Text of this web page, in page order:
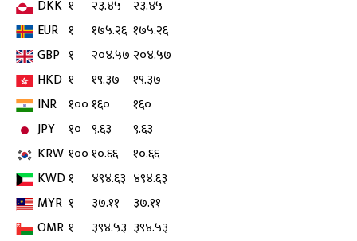
DKK १ २३.४५
२३.४५
EUR १ १७५.२६ १७५.२६
GBP १ २०४.५७ २०४.५७
HKD १ १९.३७
१९.३७
INR १००१६०
१६०
JPY
१० ९.६३
९.६३
KRW १००१०.६६
१०.६६
KWD१ ४९४.६३ ४९४.६३
MYR १ ३७.११
३७.११
OMR १ ३९४.५३ ३९४.५३